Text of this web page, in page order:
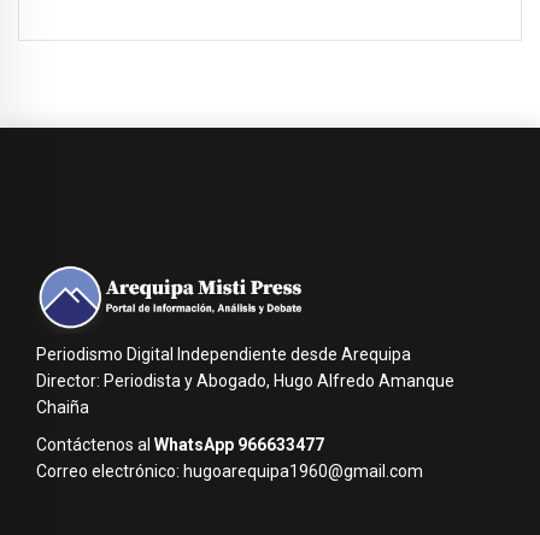
Periodismo Digital Independiente desde Arequipa
Director: Periodista y Abogado, Hugo Alfredo Amanque
Chaiña
Contáctenos al WhatsApp 966633477
Correo electrónico: hugoarequipa1960@gmail.com